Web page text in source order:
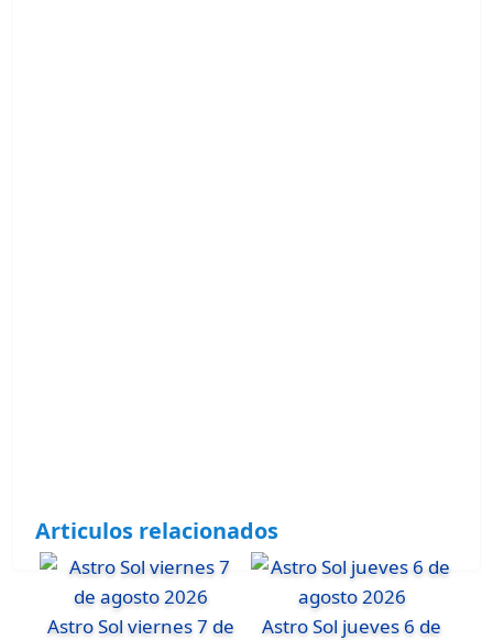
Articulos relacionados
Astro Sol viernes 7 de
Astro Sol jueves 6 de